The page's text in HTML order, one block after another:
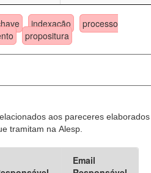
indexação
processo
propositura
aos pareceres elaborados
tramitam na Alesp.
Email